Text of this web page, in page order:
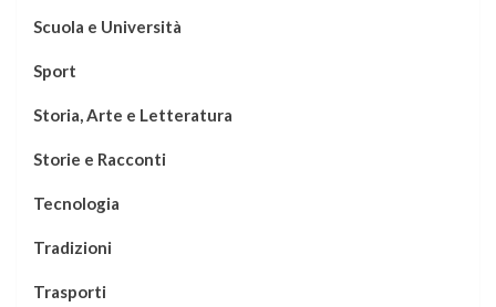
Scuola e Università
Sport
Storia, Arte e Letteratura
Storie e Racconti
Tecnologia
Tradizioni
Trasporti